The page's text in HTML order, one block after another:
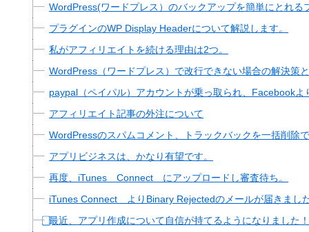
WordPress(ワードプレス）のバックアップを簡単にとれる
プラグインのWP Display Headerについて解説します。
私がアフィリエイトを続ける理由は2つ。
WordPress（ワードプレス）で改行できない場合の解決策
paypal（ペイパル）アカウントが乗っ取られ、Facebookよ
アフィリエイト記事の外注について
WordPressのスパムコメント、トラックバックを一括削除
アプリビジネスは、かなり有望です。
再度、iTunes Connect にアップロードし審査待ち。
iTunes Connect よりBinary Rejectedのメールが届きまし
⃣最近、アプリ作成について自信が持てるようになりました